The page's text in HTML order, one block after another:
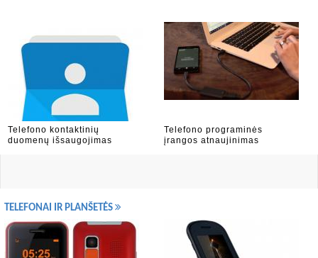
Telefono kontaktinių
duomenų išsaugojimas
Telefono programinės
įrangos atnaujinimas
TELEFONAI IR PLANŠETĖS